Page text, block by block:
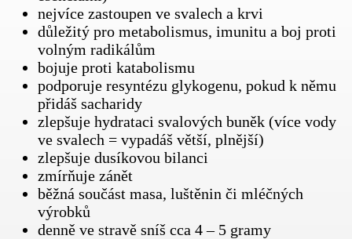
nejvíce zastoupen ve svalech a krvi
důležitý pro metabolismus, imunitu a boj proti
volným radikálům
bojuje proti katabolismu
podporuje resyntézu glykogenu, pokud k němu
přidáš sacharidy
zlepšuje hydrataci svalových buněk (více vody
ve svalech = vypadáš větší, plnější)
zlepšuje dusíkovou bilanci
zmírňuje zánět
běžná součást masa, luštěnin či mléčných
výrobků
denně ve stravě sníš cca 4 – 5 gramy